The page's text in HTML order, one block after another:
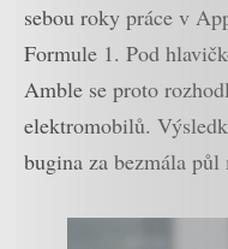
sebou roky práce v
Formule 1. Pod
Amble se proto
elektromobilů.
bugina za bezmála